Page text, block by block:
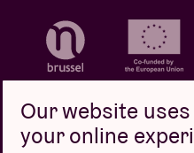
Our website
your online